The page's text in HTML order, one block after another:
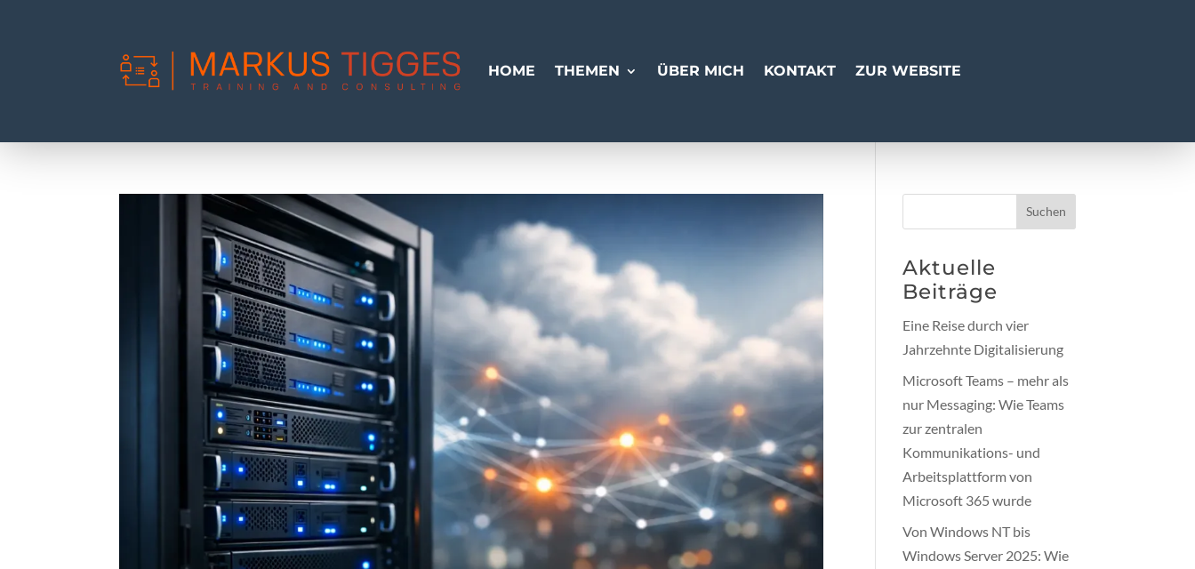
HOME THEMEN ÜBER MICH KONTAKT ZUR WEBSITE
Suchen
Aktuelle
Beiträge
Eine Reise durch vier
Jahrzehnte Digitalisierung
Microsoft Teams – mehr als
nur Messaging: Wie Teams
zur zentralen
Kommunikations- und
Arbeitsplattform von
Microsoft 365 wurde
Von Windows NT bis
Windows Server 2025: Wie